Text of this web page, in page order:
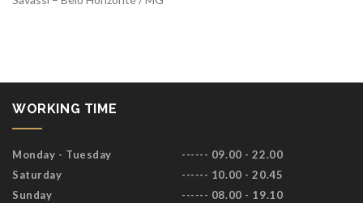
WORKING TIME
Monday - Tuesday
------ 09.00 - 22.00
Saturday
------ 10.00 - 20.45
Sunday
------ 08.00 - 19.10